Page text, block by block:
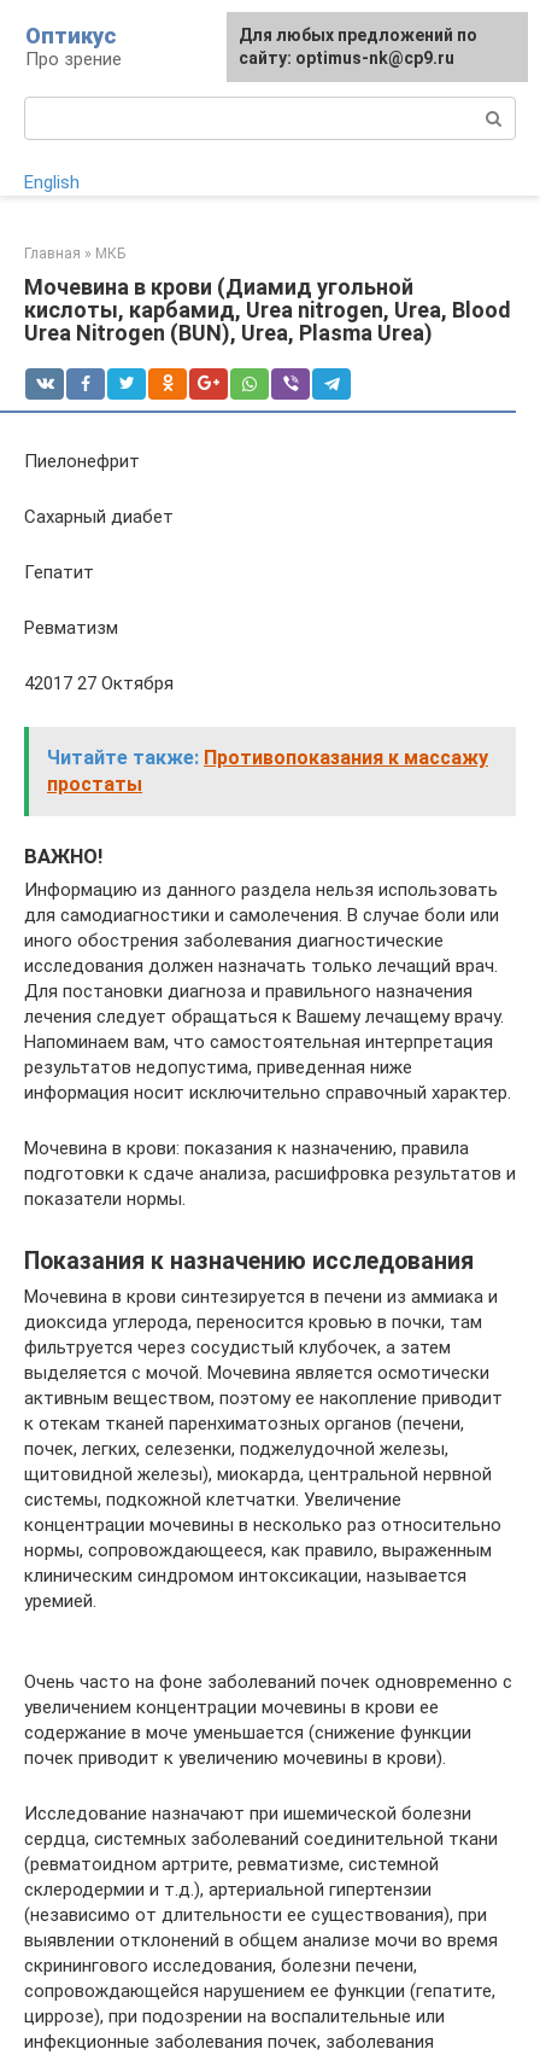
контенту
Оптикус
Про зрение
English
Главная » МКБ
Мочевина в крови (Диамид угольной
кислоты, карбамид, Urea nitrogen, Urea, Blood
Urea Nitrogen (BUN), Urea, Plasma Urea)
Пиелонефрит
Сахарный диабет
Гепатит
Ревматизм
42017 27 Октября
Читайте также: Противопоказания к массажу
простаты
ВАЖНО!
Информацию из данного раздела нельзя использовать
для самодиагностики и самолечения. В случае боли или
иного обострения заболевания диагностические
исследования должен назначать только лечащий врач.
Для постановки диагноза и правильного назначения
лечения следует обращаться к Вашему лечащему врачу.
Напоминаем вам, что самостоятельная интерпретация
результатов недопустима, приведенная ниже
информация носит исключительно справочный характер.
Мочевина в крови: показания к назначению, правила
подготовки к сдаче анализа, расшифровка результатов и
показатели нормы.
Показания к назначению исследования
Мочевина в крови синтезируется в печени из аммиака и
диоксида углерода, переносится кровью в почки, там
фильтруется через сосудистый клубочек, а затем
выделяется с мочой. Мочевина является осмотически
активным веществом, поэтому ее накопление приводит
к отекам тканей паренхиматозных органов (печени,
почек, легких, селезенки, поджелудочной железы,
щитовидной железы), миокарда, центральной нервной
системы, подкожной клетчатки. Увеличение
концентрации мочевины в несколько раз относительно
нормы, сопровождающееся, как правило, выраженным
клиническим синдромом интоксикации, называется
уремией.
Очень часто на фоне заболеваний почек одновременно с
увеличением концентрации мочевины в крови ее
содержание в моче уменьшается (снижение функции
почек приводит к увеличению мочевины в крови).
Исследование назначают при ишемической болезни
сердца, системных заболеваний соединительной ткани
(ревматоидном артрите, ревматизме, системной
склеродермии и т.д.), артериальной гипертензии
(независимо от длительности ее существования), при
выявлении отклонений в общем анализе мочи во время
скринингового исследования, болезни печени,
сопровождающейся нарушением ее функции (гепатите,
циррозе), при подозрении на воспалительные или
инфекционные заболевания почек, заболевания
Для любых предложений по
сайту: optimus-nk@cp9.ru